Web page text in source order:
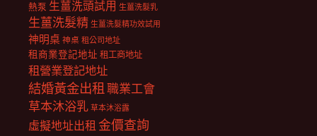
熱泵 生薑洗頭試用 生薑洗髮乳
生薑洗髮精 生薑洗髮精功效試用
神明桌 神桌 租公司地址
租商業登記地址 租工商地址
租營業登記地址
結婚黃金出租職業工會
草本沐浴乳 草本沐浴露
虛擬地址出租 金價查詢